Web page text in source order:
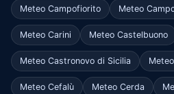
Meteo Campofiorito Meteo
Meteo Carini Meteo Castelbuono
Meteo Castronovo di Sicilia
Meteo Cefalù Meteo Cerda